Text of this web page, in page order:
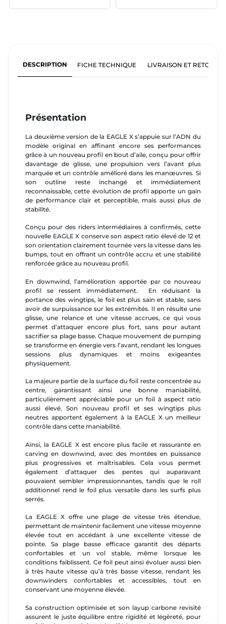
DESCRIPTION FICHE TECHNIQUE LIVRAISON ET RETOURS
Présentation
La deuxième version de la EAGLE X s’appuie sur l’ADN du
modèle original en affinant encore ses performances
grâce à un nouveau profil en bout d’aile, conçu pour offrir
davantage de glisse, une propulsion vers l’avant plus
marquée et un contrôle amélioré dans les manœuvres. Si
son outline reste inchangé et immédiatement
reconnaissable, cette évolution de profil apporte un gain
de performance clair et perceptible, mais aussi plus de
stabilité.
Conçu pour des riders intermédiaires à confirmés, cette
nouvelle EAGLE X conserve son aspect ratio élevé de 12 et
son orientation clairement tournée vers la vitesse dans les
bumps, tout en offrant un contrôle accru et une stabilité
renforcée grâce au nouveau profil.
En downwind, l’amélioration apportée par ce nouveau
profil se ressent immédiatement. En réduisant la
portance des wingtips, le foil est plus sain et stable, sans
avoir de surpuissance sur les extrémités. Il en résulte une
glisse, une relance et une vitesse accrues, ce qui vous
permet d’attaquer encore plus fort, sans pour autant
sacrifier sa plage basse. Chaque mouvement de pumping
se transforme en énergie vers l’avant, rendant les longues
sessions plus dynamiques et moins exigeantes
physiquement.
La majeure partie de la surface du foil reste concentrée au
centre, garantissant ainsi une bonne maniabilité,
particulièrement appréciable pour un foil à aspect ratio
aussi élevé. Son nouveau profil et ses wingtips plus
neutres apportent également à la EAGLE X un meilleur
contrôle dans cette maniabilité.
Ainsi, la EAGLE X est encore plus facile et rassurante en
carving en downwind, avec des montées en puissance
plus progressives et maîtrisables. Cela vous permet
également d’attaquer des pentes qui auparavant
pouvaient sembler impressionnantes, tandis que le roll
additionnel rend le foil plus versatile dans les surfs plus
serrés.
La EAGLE X offre une plage de vitesse très étendue,
permettant de maintenir facilement une vitesse moyenne
élevée tout en accédant à une excellente vitesse de
pointe. Sa plage basse efficace garantit des départs
confortables et un vol stable, même lorsque les
conditions faiblissent. Ce foil peut ainsi évoluer aussi bien
à très haute vitesse qu’à très basse vitesse, rendant les
downwinders confortables et accessibles, tout en
conservant une moyenne élevée.
Sa construction optimisée et son layup carbone revisité
assurent le juste équilibre entre rigidité et légèreté, pour